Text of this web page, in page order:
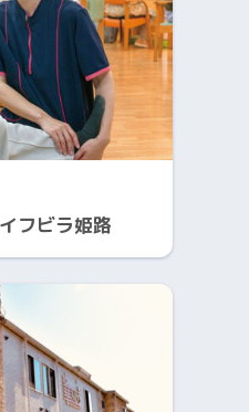
フビラ姫路